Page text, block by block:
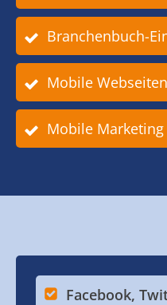
Branchenbuch-
Mobile Webseiten
Mobile Marketing
Facebook,